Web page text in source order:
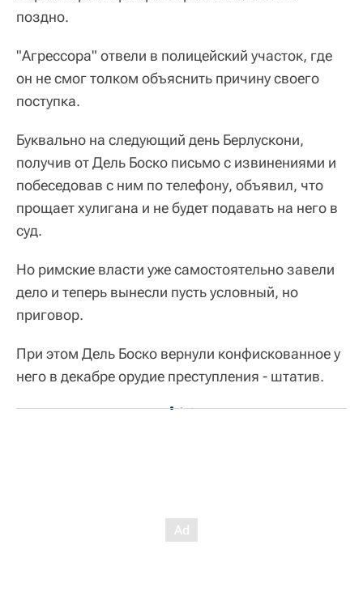
поздно.
"Агрессора" отвели в полицейский участок, где
он не смог толком объяснить причину своего
поступка.
Буквально на следующий день Берлускони,
получив от Дель Боско письмо с извинениями и
побеседовав с ним по телефону, объявил, что
прощает хулигана и не будет подавать на него в
суд.
Но римские власти уже самостоятельно завели
дело и теперь вынесли пусть условный, но
приговор.
При этом Дель Боско вернули конфискованное у
него в декабре орудие преступления - штатив.